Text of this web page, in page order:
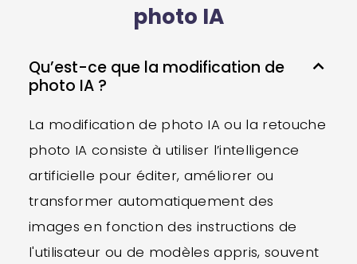
photo IA
Qu’est-ce que la modification de
photo IA ?
La modification de photo IA ou la retouche
photo IA consiste à utiliser l’intelligence
artificielle pour éditer, améliorer ou
transformer automatiquement des
images en fonction des instructions de
l'utilisateur ou de modèles appris, souvent